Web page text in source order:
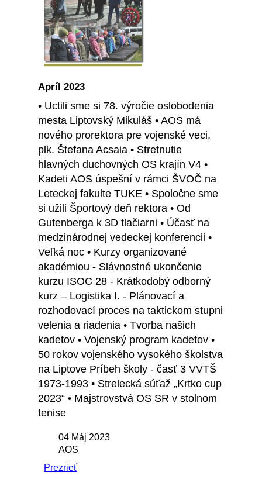
Apríl 2023
• Uctili sme si 78. výročie oslobodenia
mesta Liptovský Mikuláš • AOS má
nového prorektora pre vojenské veci,
plk. Štefana Acsaia • Stretnutie
hlavných duchovných OS krajín V4 •
Kadeti AOS úspešní v rámci ŠVOČ na
Leteckej fakulte TUKE • Spoločne sme
si užili Športový deň rektora • Od
Gutenberga k 3D tlačiarni • Účasť na
medzinárodnej vedeckej konferencii •
Veľká noc • Kurzy organizované
akadémiou - Slávnostné ukončenie
kurzu ISOC 28 - Krátkodobý odborný
kurz – Logistika I. - Plánovací a
rozhodovací proces na taktickom stupni
velenia a riadenia • Tvorba našich
kadetov • Vojenský program kadetov •
50 rokov vojenského vysokého školstva
na Liptove Príbeh školy - časť 3 VVTŠ
1973-1993 • Strelecká súťaž „Krtko cup
2023“ • Majstrovstvá OS SR v stolnom
tenise
04 Máj 2023
AOS
Prezrieť